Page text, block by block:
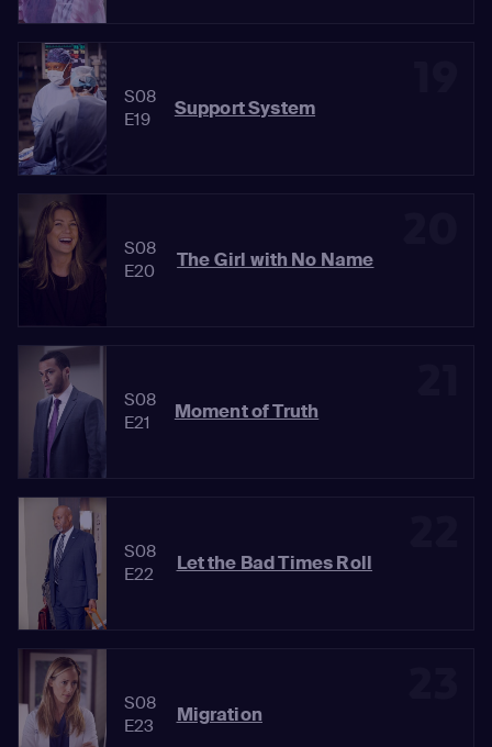
S08
E19
Support System
S08
E20
The Girl with No Name
S08
E21
Moment of Truth
S08
E22
Let the Bad Times Roll
S08
E23
Migration